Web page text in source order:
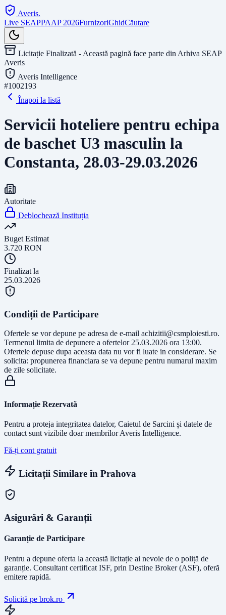
Averis.
Live SEAPPAAP 2026FurnizoriGhidCăutare
Licitație Finalizată - Această pagină face parte din Arhiva SEAP
Averis
Averis Intelligence
#1002193
Înapoi la listă
Servicii hoteliere pentru echipa
de baschet U3 masculin la
Constanta, 28.03-29.03.2026
Autoritate
Deblochează Instituția
Buget Estimat
3.720 RON
Finalizat la
25.03.2026
Condiții de Participare
Ofertele se vor depune pe adresa de e-mail achizitii@csmploiesti.ro.
Termenul limita de depunere a ofertelor 25.03.2026 ora 13:00.
Ofertele depuse dupa aceasta data nu vor fi luate in considerare. Se
solicita: propunerea financiara se va depune pentru numarul maxim
de zile solicitate.
Informație Rezervată
Pentru a proteja integritatea datelor, Caietul de Sarcini și datele de
contact sunt vizibile doar membrilor Averis Intelligence.
Fă-ți cont gratuit
Licitații Similare în Prahova
Asigurări & Garanții
Garanție de Participare
Pentru a depune oferta la această licitație ai nevoie de o poliță de
garanție. Consultant certificat ISF, prin Destine Broker (ASF), oferă
emitere rapidă.
Solicită pe brok.ro